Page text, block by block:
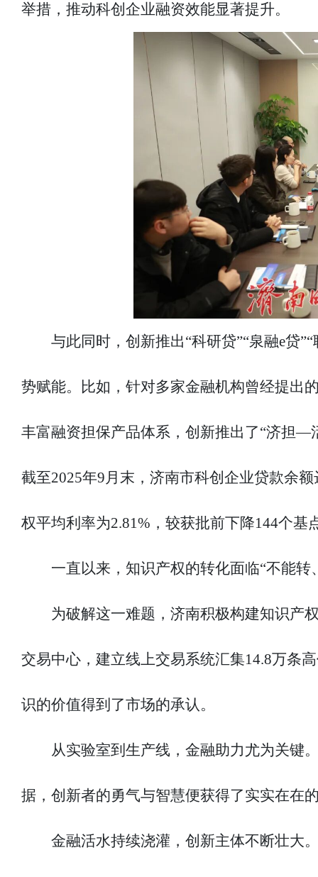
举措，推动科创企业融资效能显著提升。
与此同时，创新推出“科研贷”“泉融e贷
势赋能。比如，针对多家金融机构曾经提出
丰富融资担保产品体系，创新推出了“济担—
截至2025年9月末，济南市科创企业贷款余
权平均利率为2.81%，较获批前下降144个基
一直以来，知识产权的转化面临“不能
为破解这一难题，济南积极构建知识产
交易中心，建立线上交易系统汇集14.8万条
识的价值得到了市场的承认。
从实验室到生产线，金融助力尤为关键
据，创新者的勇气与智慧便获得了实实在在
金融活水持续浇灌，创新主体不断壮大